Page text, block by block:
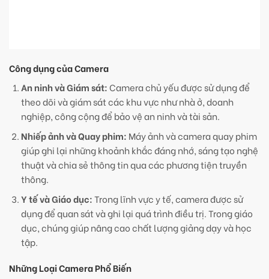
Công dụng của Camera
An ninh và Giám sát:Camera chủ yếu được sử dụng để
theo dõi và giám sát các khu vực như nhà ở, doanh
nghiệp, công cộng để bảo vệ an ninh và tài sản.
Nhiếp ảnh và Quay phim: Máy ảnh và camera quay phim
giúp ghi lại những khoảnh khắc đáng nhớ, sáng tạo nghệ
thuật và chia sẻ thông tin qua các phương tiện truyền
thông.
Y tế và Giáo dục:Trong lĩnh vực y tế, camera được sử
dụng để quan sát và ghi lại quá trình điều trị. Trong giáo
dục, chúng giúp nâng cao chất lượng giảng dạy và học
tập.
Những Loại Camera Phổ Biến